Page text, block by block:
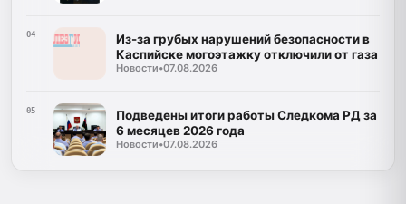
04
Из-за грубых нарушений безопасности в
Каспийске могоэтажку отключили от газа
Новости•07.08.2026
05
Подведены итоги работы Следкома РД за
6 месяцев 2026 года
Новости•07.08.2026